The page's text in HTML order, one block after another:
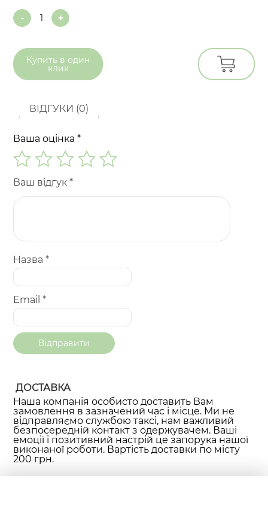
Quantity
Купить в один
клик
ВІДГУКИ (0)
Ваша оцінка*
Ваш відгук*
Назва*
Email*
ДОСТАВКА
Наша компанія особисто доставить Вам
замовлення в зазначений час і місце. Ми не
відправляємо службою таксі, нам важливий
безпосередній контакт з одержувачем. Ваші
емоції і позитивний настрій це запорука нашої
виконаної роботи. Вартість доставки по місту
200 грн.